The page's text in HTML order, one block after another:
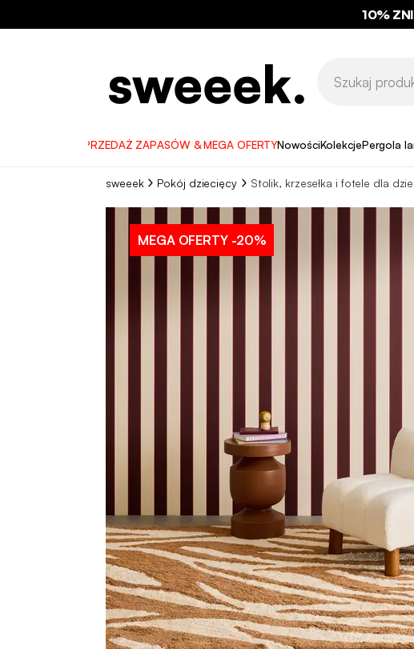
10%
WYPRZEDAŻ ZAPASÓW & MEGA OFERTYNowościKolekcjePergola
sweeek Pokój dziecięcy Stolik, krzesełka i fotele dla
MEGA OFERTY-20%